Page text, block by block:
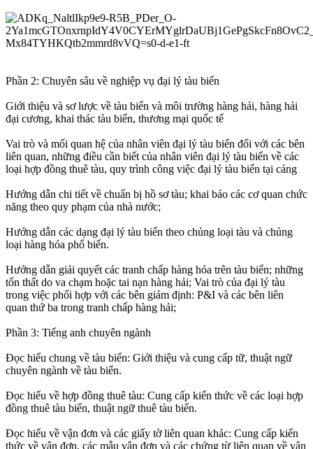
Phần 2: Chuyên sâu về nghiệp vụ đại lý tàu biển
Giới thiệu và sơ lược về tàu biển và môi trường hàng hải, hàng hải
đại cương, khai thác tàu biển, thương mại quốc tế
Vai trò và mối quan hệ của nhân viên đại lý tàu biển đối với các bên
liên quan, những điều cần biết của nhân viên đại lý tàu biển về các
loại hợp đồng thuê tàu, quy trình công việc đại lý tàu biển tại cảng
Hướng dẫn chi tiết về chuẩn bị hồ sơ tàu; khai báo các cơ quan chức
năng theo quy phạm của nhà nước;
Hướng dẫn các dạng đại lý tàu biển theo chủng loại tàu và chủng
loại hàng hóa phổ biến.
Hướng dẫn giải quyết các tranh chấp hàng hóa trên tàu biển; những
tổn thất do va chạm hoặc tai nạn hàng hải; Vai trò của đại lý tàu
trong việc phối hợp với các bên giám định: P&I và các bên liên
quan thứ ba trong tranh chấp hàng hải;
Phần 3: Tiếng anh chuyên ngành
Đọc hiểu chung về tàu biển: Giới thiệu và cung cấp tữ, thuật ngữ
chuyên ngành về tàu biển.
Đọc hiểu về hợp đồng thuê tàu: Cung cấp kiến thức về các loại hợp
đồng thuê tàu biển, thuật ngữ thuê tàu biển.
Đọc hiểu về vận đơn và các giấy tờ liên quan khác: Cung cấp kiến
thức về vận đơn, các mẫu vận đơn và các chứng từ liên quan về vận